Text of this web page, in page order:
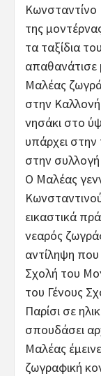
Κωνσταντίνο
της
τα ταξίδια
Μαλέας
στην
νησάκι στο
υπάρχει
στην συλλογή
Ο Μαλέας
εικαστικά
νεαρός
αντίληψη που
Σχολή του
του Γένους
Παρίσι σε
σπουδάσει
Μαλέας
ζωγραφική